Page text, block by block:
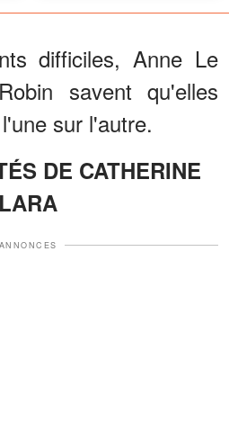
difficiles, Anne Le
savent qu'elles
sur l'autre.
DE CATHERINE
LARA
ANNONCES